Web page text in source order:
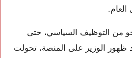
من التوظيف السياسي، حتى
ظهور الوزير على المنصة، تحولت